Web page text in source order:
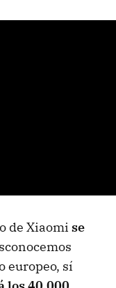
de Xiaomi se
europeo, sí